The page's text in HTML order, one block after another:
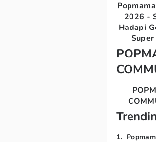
2026 -
Hadapi
1.